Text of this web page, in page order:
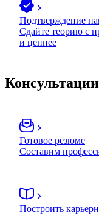
Подтверждение
Сдайте теорию с
и ценнее
Готовое резюме
Составим
Построить